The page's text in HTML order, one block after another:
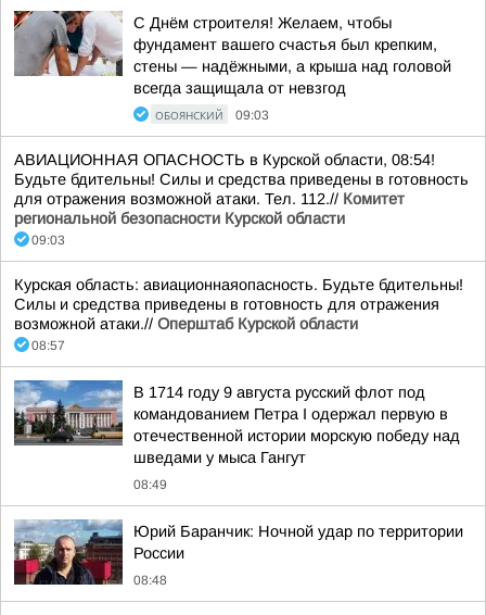
С Днём строителя! Желаем, чтобы
фундамент вашего счастья был крепким,
стены — надёжными, а крыша над головой
всегда защищала от невзгод
ОБОЯНСКИЙ 09:03
АВИАЦИОННАЯ ОПАСНОСТЬ в Курской области, 08:54!
Будьте бдительны! Силы и средства приведены в готовность
для отражения возможной атаки. Тел. 112.// Комитет
региональной безопасности Курской области
09:03
Курская область: авиационнаяопасность. Будьте бдительны!
Силы и средства приведены в готовность для отражения
возможной атаки.// Оперштаб Курской области
08:57
В 1714 году 9 августа русский флот под
командованием Петра I одержал первую в
отечественной истории морскую победу над
шведами у мыса Гангут
08:49
Юрий Баранчик: Ночной удар по территории
России
08:48